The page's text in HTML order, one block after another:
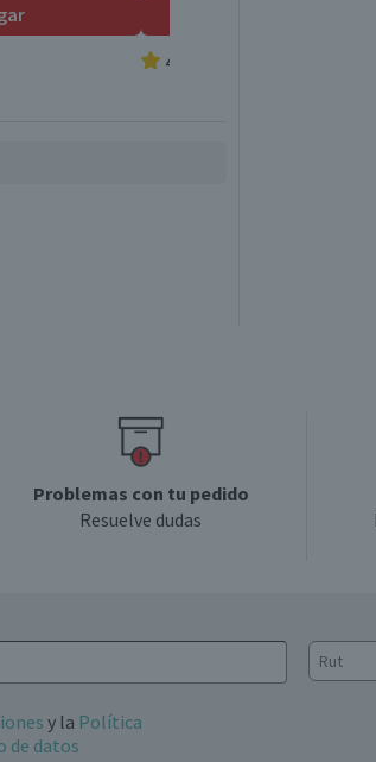
4.8
Problemas con tu pedido
Resuelve dudas
y la Política
de datos